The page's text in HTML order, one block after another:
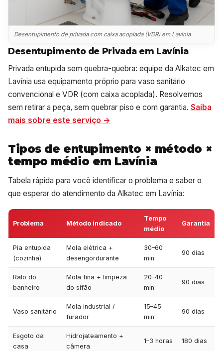
Desentupimento de privada com caixa acoplada (VDR) em Lavínia
Desentupimento de Privada em Lavínia
Privada entupida sem quebra-quebra: equipe da Alkatec em
Lavínia usa equipamento próprio para vaso sanitário
convencional e VDR (com caixa acoplada). Resolvemos
sem retirar a peça, sem quebrar piso e com garantia. Saiba
mais sobre este serviço →
Tipos de entupimento × método ×
tempo médio em Lavínia
Tabela rápida para você identificar o problema e saber o
que esperar do atendimento da Alkatec em Lavínia:
Problema Método indicado
Tempo
médio
Garantia
Pia entupida
(cozinha)
Mola elétrica +
desengordurante
30–60
min
90 dias
Ralo do
banheiro
Mola fina + limpeza
do sifão
20–40
min
90 dias
Vaso sanitário
Mola industrial /
furador
15–45
min
90 dias
Esgoto da
casa
Hidrojateamento +
câmera
1–3 horas 180 dias